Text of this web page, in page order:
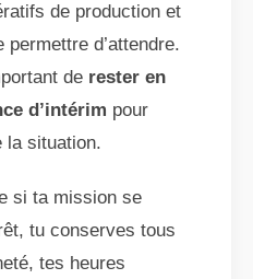
de production et
d’attendre.
de rester en
d’intérim pour
la situation.
si ta mission se
tu conserves tous
tes heures